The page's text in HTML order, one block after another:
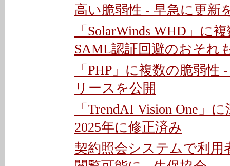
高い脆弱性 - 早急に更新
「SolarWinds WHD」に
SAML認証回避のおそれ
「PHP」に複数の脆弱
リースを公開
「TrendAI Vision One」
2025年に修正済み
契約照会システムで利用